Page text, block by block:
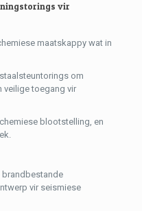
vir
maatskappy wat in
om
veilige toegang vir
blootstelling, en
brandbestande
vir seismiese